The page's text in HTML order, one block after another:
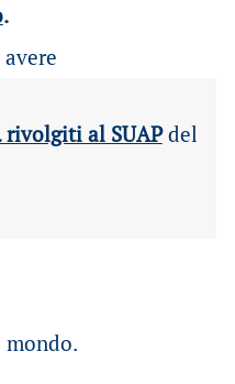
.
al SUAPdel